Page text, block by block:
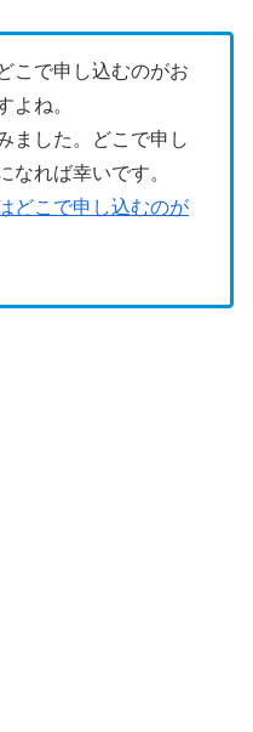
こで申し込むのがお
よね。
ました。どこで申し
なれば幸いです。
どこで申し込むのが